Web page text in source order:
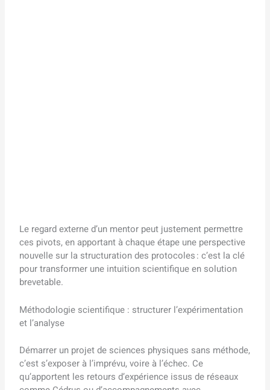
Le regard externe d’un mentor peut justement permettre
ces pivots, en apportant à chaque étape une perspective
nouvelle sur la structuration des protocoles : c’est la clé
pour transformer une intuition scientifique en solution
brevetable.
Méthodologie scientifique : structurer l’expérimentation
et l’analyse
Démarrer un projet de sciences physiques sans méthode,
c’est s’exposer à l’imprévu, voire à l’échec. Ce
qu’apportent les retours d’expérience issus de réseaux